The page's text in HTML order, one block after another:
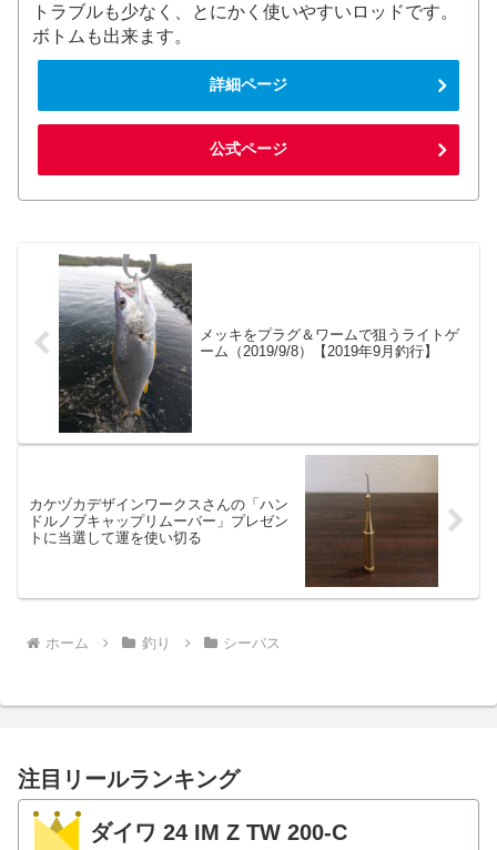
トラブルも少なく、とにかく使いやすいロッドです。
ボトムも出来ます。
詳細ページ
公式ページ
メッキをプラグ＆ワームで狙うライトゲ
ーム（2019/9/8）【2019年9月釣行】
カケヅカデザインワークスさんの「ハン
ドルノブキャップリムーバー」プレゼン
トに当選して運を使い切る
ホーム 釣り シーバス
注目リールランキング
ダイワ 24 IM Z TW 200-C